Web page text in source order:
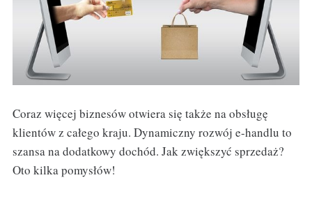
Coraz więcej biznesów otwiera się także na obsługę
klientów z całego kraju. Dynamiczny rozwój e-handlu to
szansa na dodatkowy dochód. Jak zwiększyć sprzedaż?
Oto kilka pomysłów!